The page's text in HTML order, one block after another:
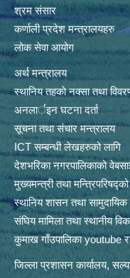
श्रम संसार
कर्णाली प्रदेश मन्त्रालयहरु
लोक सेवा आयोग
अर्थ मन्त्रालय
स्थानिय तहकाे नक्सा तथा
अनलार्इन घटना दर्ता
सूचना तथा संचार मन्त्रालय
ICT सम्बन्धी लेखहरुको लागि
देशभरिका नगरपालिकाको
मुख्यमन्त्री तथा मन्त्रिपरिषद्को
स्थानिय शासन तथा
संघिय मामिला तथा स्थानीय
कुमाख गाँउपालिका youtube
जिल्ला प्रशासन कार्यालय,